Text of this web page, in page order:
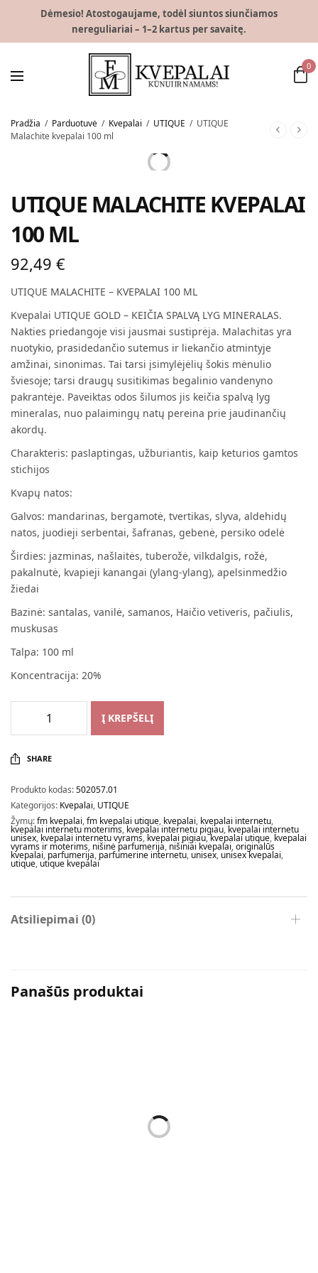
Dėmesio! Atostogaujame, todėl siuntos siunčiamos
nereguliariai – 1–2 kartus per savaitę.
0
Pradžia / Parduotuvė / Kvepalai / UTIQUE / UTIQUE
Malachite kvepalai 100 ml
UTIQUE MALACHITE KVEPALAI
100 ML
92,49€
UTIQUE MALACHITE – KVEPALAI 100 ML
Kvepalai UTIQUE GOLD – KEIČIA SPALVĄ LYG MINERALAS.
Nakties priedangoje visi jausmai sustiprėja. Malachitas yra
nuotykio, prasidedančio sutemus ir liekančio atmintyje
amžinai, sinonimas. Tai tarsi įsimylėjėlių šokis mėnulio
šviesoje; tarsi draugų susitikimas begalinio vandenyno
pakrantėje. Paveiktas odos šilumos jis keičia spalvą lyg
mineralas, nuo palaimingų natų pereina prie jaudinančių
akordų.
Charakteris: paslaptingas, užburiantis, kaip keturios gamtos
stichijos
Kvapų natos:
Galvos: mandarinas, bergamotė, tvertikas, slyva, aldehidų
natos, juodieji serbentai, šafranas, gebenė, persiko odelė
Širdies: jazminas, našlaitės, tuberožė, vilkdalgis, rožė,
pakalnutė, kvapieji kanangai (ylang-ylang), apelsinmedžio
žiedai
Bazinė: santalas, vanilė, samanos, Haičio vetiveris, pačiulis,
muskusas
Talpa: 100 ml
Koncentracija: 20%
Į KREPŠELĮ
SHARE
Produkto kodas:502057.01
Kategorijos: Kvepalai, UTIQUE
Žymų:fm kvepalai,fm kvepalai utique, kvepalai, kvepalai internetu,
kvepalai internetu moterims, kvepalai internetu pigiau, kvepalai internetu
unisex, kvepalai internetu vyrams, kvepalai pigiau,kvepalai utique, kvepalai
vyrams ir moterims, nišinė parfumerija, nišiniai kvepalai,originalūs
kvepalai, parfumerija, parfumerine internetu, unisex, unisex kvepalai,
utique, utique kvepalai
Atsiliepimai (0)
Panašūs produktai